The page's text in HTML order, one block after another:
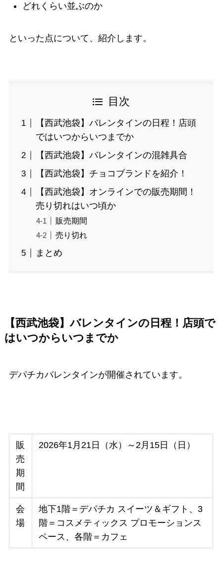
どれくらい並ぶのか
といった点について、紹介します。
目次
【西武池袋】バレンタインの日程！店頭
ではいつからいつまでか
【西武池袋】バレンタインの混雑具合
【西武池袋】チョコブランドを紹介！
【西武池袋】オンラインでの販売期間！
売り切れはいつ頃か
販売期間
売り切れ
まとめ
【西武池袋】バレンタインの日程！店頭で
はいつからいつまでか
デパチカバレンタインが開催されています。
販
売
期
間
2026年1月21日（水）～2月15日（日）
会
場
地下1階＝デパチカ スイーツ＆ギフト、3
階＝コスメティックス プロモーションス
ペース、各階＝カフェ